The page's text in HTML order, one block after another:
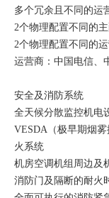
多个冗余且不同的运
2个物理配置不同的
2个物理配置不同的
运营商：中国电信、
安全及消防系统
全天候分散监控机电
VESDA（极早期烟
火系统
机房空调机组周边及
消防门及隔断的耐火